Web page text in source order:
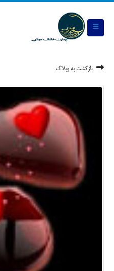
بازگشت به وبلاگ